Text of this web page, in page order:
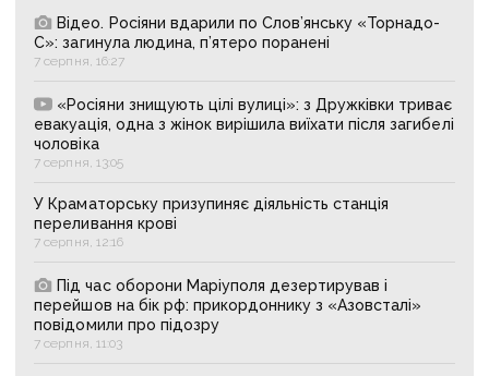
Відео. Росіяни вдарили по Слов’янську «Торнадо-
С»: загинула людина, п’ятеро поранені
7 серпня, 16:27
«Росіяни знищують цілі вулиці»: з Дружківки триває
евакуація, одна з жінок вирішила виїхати після загибелі
чоловіка
7 серпня, 13:05
У Краматорську призупиняє діяльність станція
переливання крові
7 серпня, 12:16
Під час оборони Маріуполя дезертирував і
перейшов на бік рф: прикордоннику з «Азовсталі»
повідомили про підозру
7 серпня, 11:03